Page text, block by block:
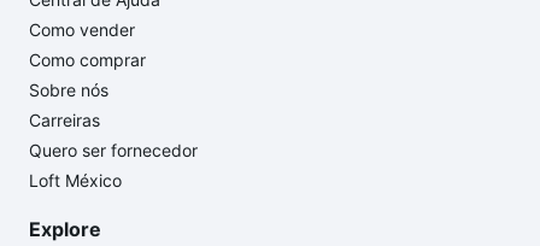
Como vender
Como comprar
Sobre nós
Carreiras
Quero ser fornecedor
Loft México
Explore